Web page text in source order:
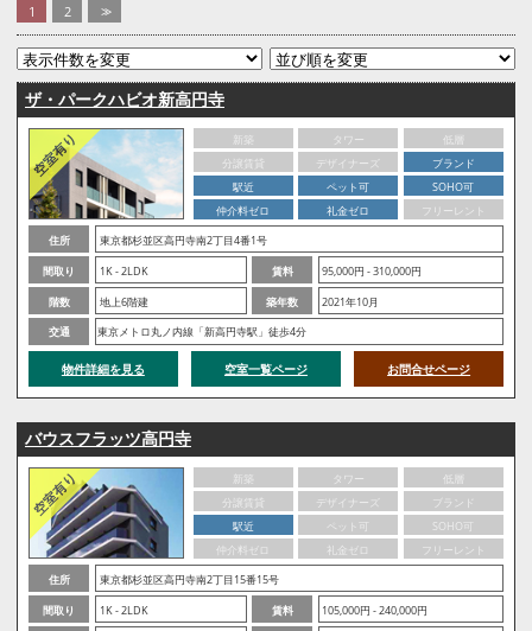
1 2 >>
ザ・パークハビオ新高円寺
新築 タワー
低層
分譲賃貸
デザイナーズ
ブランド
駅近
ペット可
SOHO可
仲介料ゼロ
礼金ゼロ
フリーレント
住所
東京都杉並区高円寺南2丁目4番1号
間取り
1K - 2LDK 賃料
95,000円 - 310,000円
階数
地上6階建 築年数
2021年10月
交通
東京メトロ丸ノ内線「新高円寺駅」徒歩4分
物件詳細を見る 空室一覧ページ お問合せページ
バウスフラッツ高円寺
新築 タワー
低層
分譲賃貸
デザイナーズ
ブランド
駅近
ペット可
SOHO可
仲介料ゼロ
礼金ゼロ
フリーレント
住所
東京都杉並区高円寺南2丁目15番15号
間取り
1K - 2LDK 賃料
105,000円 - 240,000円